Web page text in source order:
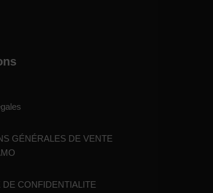
GÉNÉRALES DE VENTE
DE CONFIDENTIALITE